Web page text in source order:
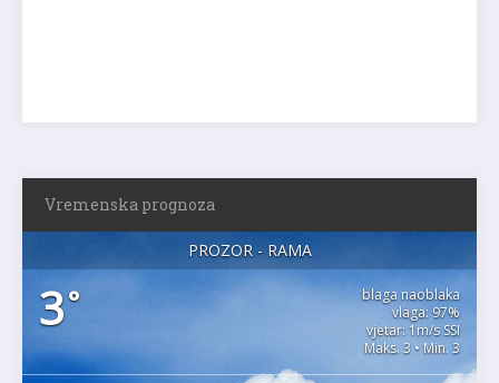
Vremenska prognoza
PROZOR - RAMA
3°
blaga naoblaka
vlaga: 97%
vjetar: 1m/s SSI
Maks. 3 • Min. 3